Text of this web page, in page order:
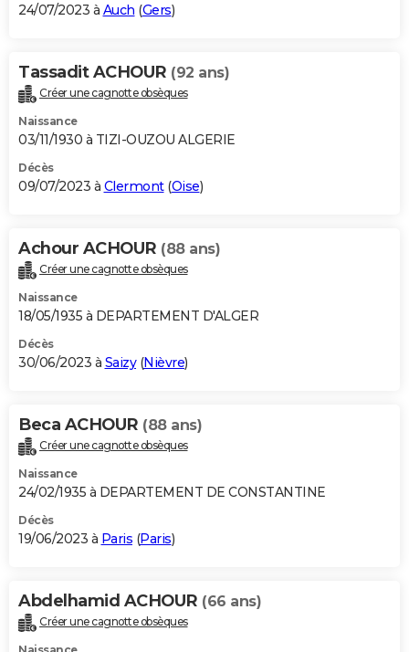
24/07/2023 à Auch (Gers)
Tassadit ACHOUR (92 ans)
Créer une cagnotte obsèques
Naissance
03/11/1930 à TIZI-OUZOU ALGERIE
Décès
09/07/2023 à Clermont(Oise)
Achour ACHOUR (88 ans)
Créer une cagnotte obsèques
Naissance
18/05/1935 à DEPARTEMENT D'ALGER
Décès
30/06/2023 à Saizy(Nièvre)
Beca ACHOUR (88 ans)
Créer une cagnotte obsèques
Naissance
24/02/1935 à DEPARTEMENT DE CONSTANTINE
Décès
19/06/2023 à Paris (Paris)
Abdelhamid ACHOUR (66 ans)
Créer une cagnotte obsèques